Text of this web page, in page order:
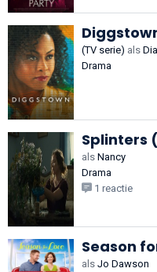
(TV serie) als
Drama
Splinters
als Nancy
Drama
1 reactie
Season
als Jo Dawson